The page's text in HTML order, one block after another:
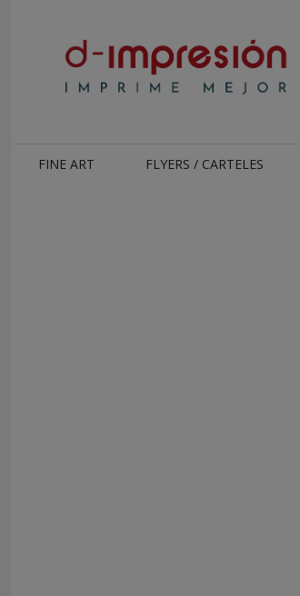
FINE ART FLYERS / CARTELES